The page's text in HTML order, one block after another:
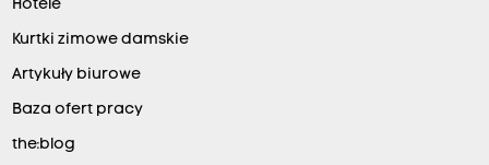
Hotele
Kurtki zimowe damskie
Artykuły biurowe
Baza ofert pracy
the:blog